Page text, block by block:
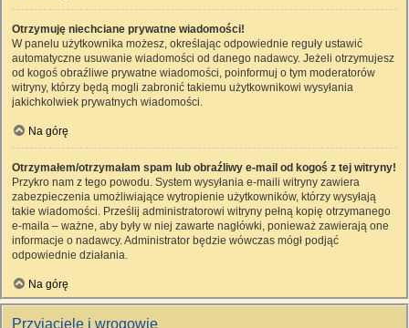
Otrzymuję niechciane prywatne wiadomości!
W panelu użytkownika możesz, określając odpowiednie reguły ustawić
automatyczne usuwanie wiadomości od danego nadawcy. Jeżeli otrzymujesz
od kogoś obraźliwe prywatne wiadomości, poinformuj o tym moderatorów
witryny, którzy będą mogli zabronić takiemu użytkownikowi wysyłania
jakichkolwiek prywatnych wiadomości.
Na górę
Otrzymałem/otrzymałam spam lub obraźliwy e-mail od kogoś z tej witryny!
Przykro nam z tego powodu. System wysyłania e-maili witryny zawiera
zabezpieczenia umożliwiające wytropienie użytkowników, którzy wysyłają
takie wiadomości. Prześlij administratorowi witryny pełną kopię otrzymanego
e-maila – ważne, aby były w niej zawarte nagłówki, ponieważ zawierają one
informacje o nadawcy. Administrator będzie wówczas mógł podjąć
odpowiednie działania.
Na górę
Przyjaciele i wrogowie